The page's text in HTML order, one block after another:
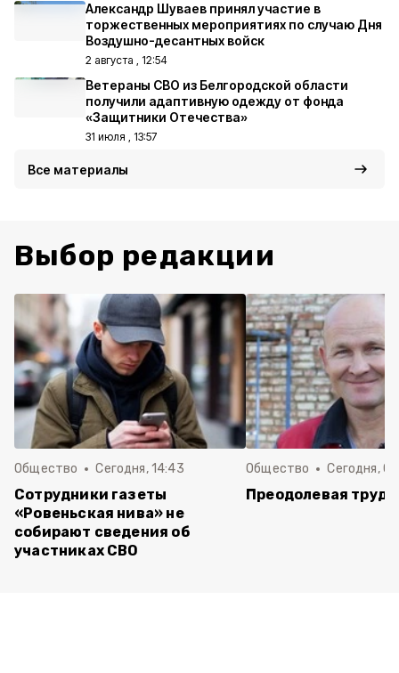
Александр Шуваев принял участие в
торжественных мероприятиях по случаю Дня
Воздушно-десантных войск
2 августа , 12:54
Ветераны СВО из Белгородской области
получили адаптивную одежду от фонда
«Защитники Отечества»
31 июля , 13:57
Все материалы
Выбор редакции
Общество Сегодня, 14:43
Сотрудники газеты
«Ровеньская нива» не
собирают сведения об
участниках СВО
Общество Сегодня,
Преодолевая